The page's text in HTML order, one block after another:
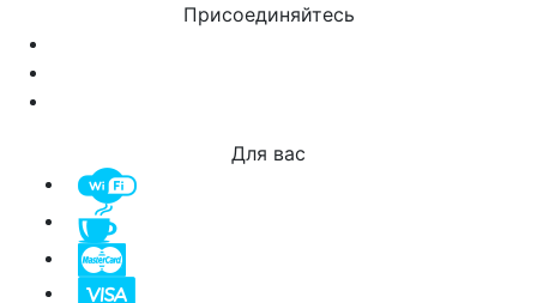
Присоединяйтесь
Для вас